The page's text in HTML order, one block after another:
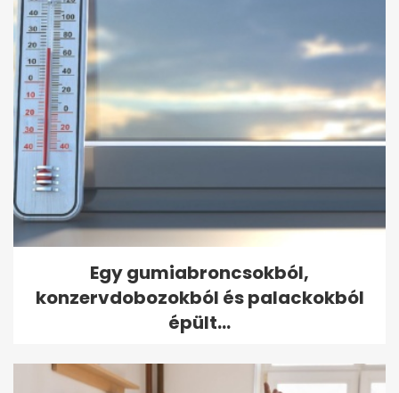
Egy gumiabroncsokból,
konzervdobozokból és palackokból
épült...